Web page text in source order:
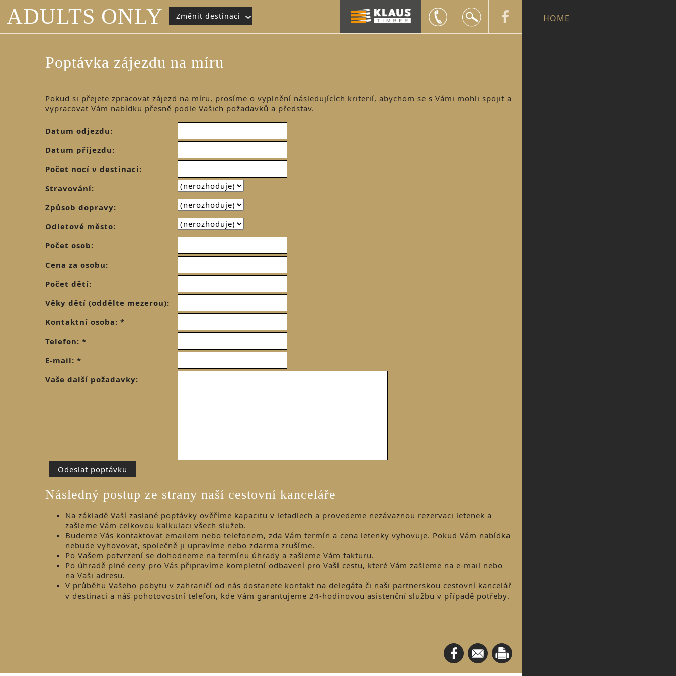
ADULTS ONLY Změnit destinaci
+420 602 552 624
info@snailtravel.czHOME
Poptávka zájezdu na míru
Pokud si přejete zpracovat zájezd na míru, prosíme o vyplnění následujících kriterií, abychom se s Vámi mohli spojit a
vypracovat Vám nabídku přesně podle Vašich požadavků a představ.
Datum odjezdu:
Datum příjezdu:
Počet nocí v destinaci:
Stravování:
Způsob dopravy:
Odletové město:
Počet osob:
Cena za osobu:
Počet dětí:
Věky dětí (oddělte mezerou):
Kontaktní osoba: *
Telefon: *
E-mail: *
Vaše další požadavky:
Následný postup ze strany naší cestovní kanceláře
Na základě Vaší zaslané poptávky ověříme kapacitu v letadlech a provedeme nezávaznou rezervaci letenek a
zašleme Vám celkovou kalkulaci všech služeb.
Budeme Vás kontaktovat emailem nebo telefonem, zda Vám termín a cena letenky vyhovuje. Pokud Vám nabídka
nebude vyhovovat, společně ji upravíme nebo zdarma zrušíme.
Po Vašem potvrzení se dohodneme na termínu úhrady a zašleme Vám fakturu.
Po úhradě plné ceny pro Vás připravíme kompletní odbavení pro Vaší cestu, které Vám zašleme na e-mail nebo
na Vaši adresu.
V průběhu Vašeho pobytu v zahraničí od nás dostanete kontakt na delegáta či naši partnerskou cestovní kancelář
v destinaci a náš pohotovostní telefon, kde Vám garantujeme 24-hodinovou asistenční službu v případě potřeby.